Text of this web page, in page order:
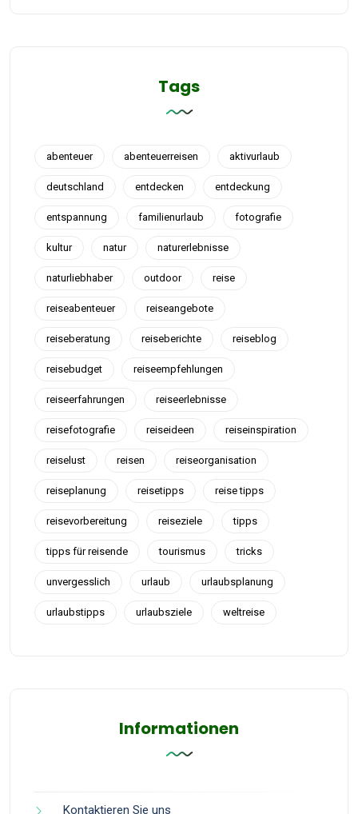
Tags
abenteuer abenteuerreisen aktivurlaub
deutschland entdecken entdeckung
entspannung familienurlaub fotografie
kultur natur naturerlebnisse
naturliebhaber outdoor reise
reiseabenteuer reiseangebote
reiseberatung reiseberichte reiseblog
reisebudget reiseempfehlungen
reiseerfahrungen reiseerlebnisse
reisefotografie reiseideen reiseinspiration
reiselust reisen reiseorganisation
reiseplanung reisetipps reise tipps
reisevorbereitung reiseziele tipps
tipps für reisende tourismus tricks
unvergesslich urlaub urlaubsplanung
urlaubstipps urlaubsziele weltreise
Informationen
Kontaktieren Sie uns